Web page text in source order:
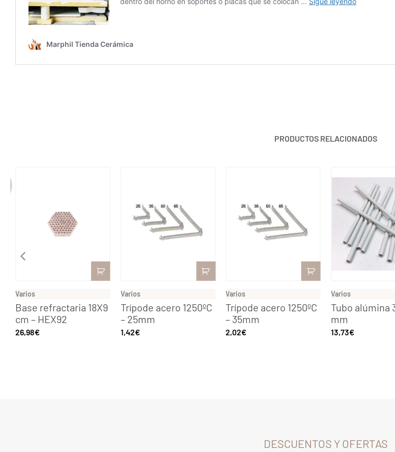
PRODUCTOS RELACIONADOS
Varios
Base refractaria 18X9
cm – HEX92
26,98€
Varios
Trípode acero 1250ºC
– 25mm
1,42€
Varios
Trípode acero 1250ºC
– 35mm
2,02€
Varios
Tubo alúmina
mm
13,73€
DESCUENTOS Y OFERTAS